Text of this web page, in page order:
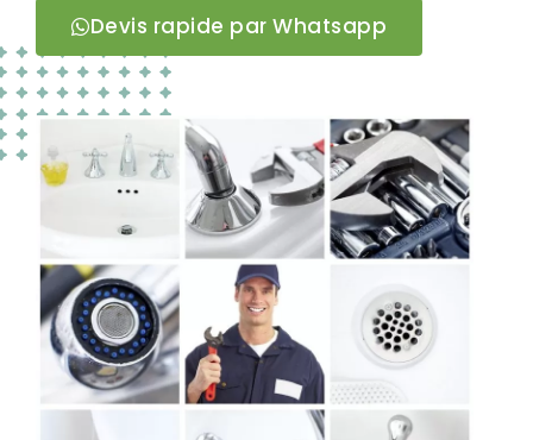
Devis rapide par Whatsapp